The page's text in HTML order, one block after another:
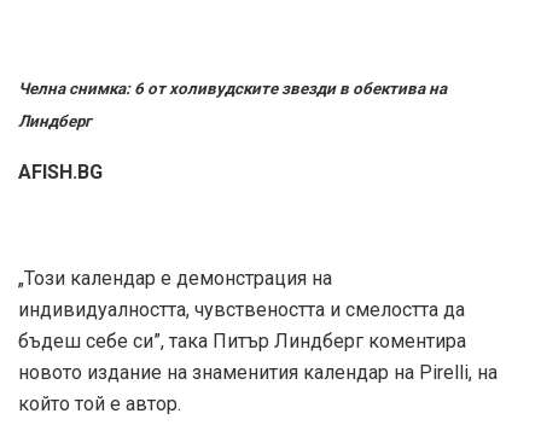
Челна снимка: 6 от холивудските звезди в обектива на
Линдберг
AFISH.BG
„Този календар е демонстрация на
индивидуалността, чувствеността и смелостта да
бъдеш себе си”, така Питър Линдберг коментира
новото издание на знаменития календар на Pirelli, на
който той е автор.